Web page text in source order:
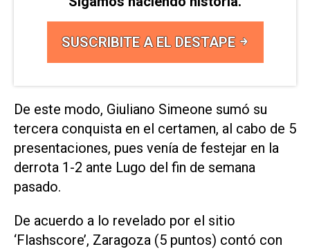
SUSCRIBITE A EL DESTAPE
De este modo, Giuliano Simeone sumó su
tercera conquista en el certamen, al cabo de 5
presentaciones, pues venía de festejar en la
derrota 1-2 ante Lugo del fin de semana
pasado.
De acuerdo a lo revelado por el sitio
‘Flashscore’, Zaragoza (5 puntos) contó con